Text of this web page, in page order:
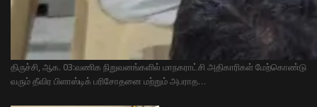
​திருச்சி, ஆக. 03: ​வணிக நிறுவனங்களில் மாநகராட்சி அதிகாரிகள் மேற்கொண்டு
வரும் தீவிர பிளாஸ்டிக் பரிசோதனை மற்றும் அபராத…